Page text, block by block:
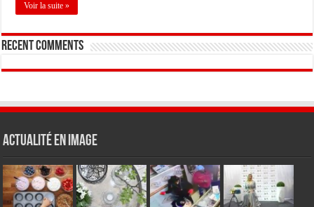
Voir la suite »
Recent Comments
Actualité en Image